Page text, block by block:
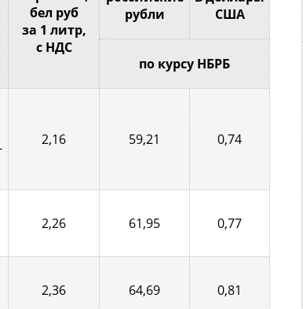
бел руб
за 1 литр,
с НДС
рубли
США
по курсу НБРБ
2,16 59,21 0,74
2,26 61,95 0,77
2,36 64,69 0,81